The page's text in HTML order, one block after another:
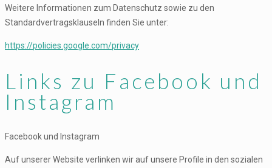
Weitere Informationen zum Datenschutz sowie zu den
Standardvertragsklauseln finden Sie unter:
https://policies.google.com/privacy
Links zu Facebook und
Instagram
Facebook und Instagram
Auf unserer Website verlinken wir auf unsere Profile in den sozialen